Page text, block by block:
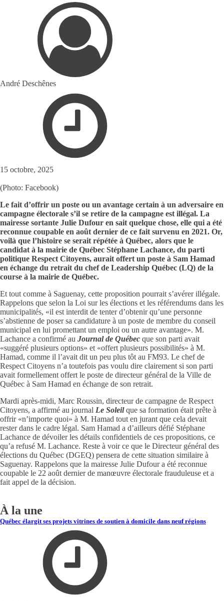
André Deschênes
15 octobre, 2025
(Photo: Facebook)
Le fait d’offrir un poste ou un avantage certain à un adversaire en
campagne électorale s’il se retire de la campagne est illégal. La
mairesse sortante Julie Dufour en sait quelque chose, elle qui a été
reconnue coupable en août dernier de ce fait survenu en 2021. Or,
voilà que l’histoire se serait répétée à Québec, alors que le
candidat à la mairie de Québec Stéphane Lachance, du parti
politique Respect Citoyens, aurait offert un poste à Sam Hamad
en échange du retrait du chef de Leadership Québec (LQ) de la
course à la mairie de Québec.
Et tout comme à Saguenay, cette proposition pourrait s’avérer illégale.
Rappelons que selon la Loi sur les élections et les référendums dans les
municipalités, «il est interdit de tenter d’obtenir qu’une personne
s’abstienne de poser sa candidature à un poste de membre du conseil
municipal en lui promettant un emploi ou un autre avantage». M.
Lachance a confirmé au Journal de Québec que son parti avait
«suggéré plusieurs options» et «offert plusieurs possibilités» à M.
Hamad, comme il l’avait dit un peu plus tôt au FM93. Le chef de
Respect Citoyens n’a toutefois pas voulu dire clairement si son parti
avait formellement offert le poste de directeur général de la Ville de
Québec à Sam Hamad en échange de son retrait.
Mardi après-midi, Marc Roussin, directeur de campagne de Respect
Citoyens, a affirmé au journal Le Soleil que sa formation était prête à
offrir «n’importe quoi» à M. Hamad tout en jurant que cela devait
rester dans le cadre légal. Sam Hamad a d’ailleurs défié Stéphane
Lachance de dévoiler les détails confidentiels de ces propositions, ce
qu’a refusé M. Lachance. Reste à voir ce que le Directeur général des
élections du Québec (DGEQ) pensera de cette situation similaire à
Saguenay. Rappelons que la mairesse Julie Dufour a été reconnue
coupable le 22 août dernier de manœuvre électorale frauduleuse et a
fait appel de la décision.
À la une
Québec élargit ses projets vitrines de soutien à domicile dans neuf régions